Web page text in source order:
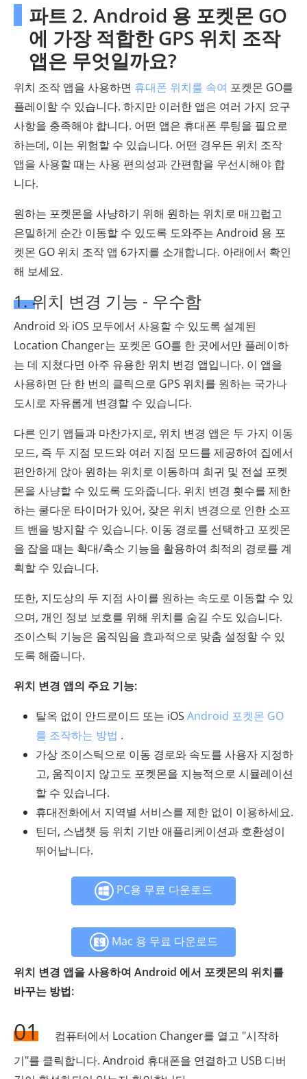
파트 2. Android 용 포켓몬 GO
에 가장 적합한 GPS 위치 조작
앱은 무엇일까요?
위치 조작 앱을 사용하면 휴대폰 위치를 속여 포켓몬 GO를
플레이할 수 있습니다. 하지만 이러한 앱은 여러 가지 요구
사항을 충족해야 합니다. 어떤 앱은 휴대폰 루팅을 필요로
하는데, 이는 위험할 수 있습니다. 어떤 경우든 위치 조작
앱을 사용할 때는 사용 편의성과 간편함을 우선시해야 합
니다.
원하는 포켓몬을 사냥하기 위해 원하는 위치로 매끄럽고
은밀하게 순간 이동할 수 있도록 도와주는 Android 용 포
켓몬 GO 위치 조작 앱 6가지를 소개합니다. 아래에서 확인
해 보세요.
1. 위치 변경 기능 - 우수함
Android 와 iOS 모두에서 사용할 수 있도록 설계된
Location Changer는 포켓몬 GO를 한 곳에서만 플레이하
는 데 지쳤다면 아주 유용한 위치 변경 앱입니다. 이 앱을
사용하면 단 한 번의 클릭으로 GPS 위치를 원하는 국가나
도시로 자유롭게 변경할 수 있습니다.
다른 인기 앱들과 마찬가지로, 위치 변경 앱은 두 가지 이동
모드, 즉 두 지점 모드와 여러 지점 모드를 제공하여 집에서
편안하게 앉아 원하는 위치로 이동하며 희귀 및 전설 포켓
몬을 사냥할 수 있도록 도와줍니다. 위치 변경 횟수를 제한
하는 쿨다운 타이머가 있어, 잦은 위치 변경으로 인한 소프
트 밴을 방지할 수 있습니다. 이동 경로를 선택하고 포켓몬
을 잡을 때는 확대/축소 기능을 활용하여 최적의 경로를 계
획할 수 있습니다.
또한, 지도상의 두 지점 사이를 원하는 속도로 이동할 수 있
으며, 개인 정보 보호를 위해 위치를 숨길 수도 있습니다.
조이스틱 기능은 움직임을 효과적으로 맞춤 설정할 수 있
도록 해줍니다.
위치 변경 앱의 주요 기능:
탈옥 없이 안드로이드 또는 iOS Android 포켓몬 GO
를 조작하는 방법 .
가상 조이스틱으로 이동 경로와 속도를 사용자 지정하
고, 움직이지 않고도 포켓몬을 지능적으로 시뮬레이션
할 수 있습니다.
휴대전화에서 지역별 서비스를 제한 없이 이용하세요.
틴더, 스냅챗 등 위치 기반 애플리케이션과 호환성이
뛰어납니다.
PC용 무료 다운로드
Mac 용 무료 다운로드
위치 변경 앱을 사용하여 Android 에서 포켓몬의 위치를 ​​
바꾸는 방법:
01
컴퓨터에서 Location Changer를 열고 "시작하
기"를 클릭합니다. Android 휴대폰을 연결하고 USB 디버